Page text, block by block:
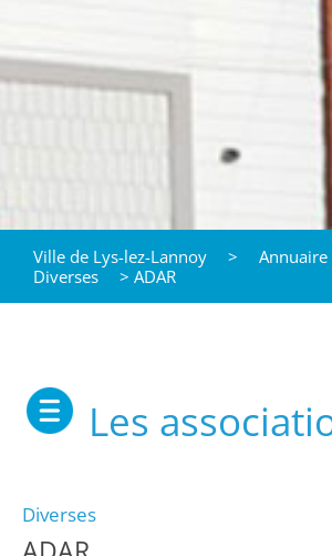
Ville de Lys-lez-Lannoy > Annuaire
Diverses
> ADAR
Les
Diverses